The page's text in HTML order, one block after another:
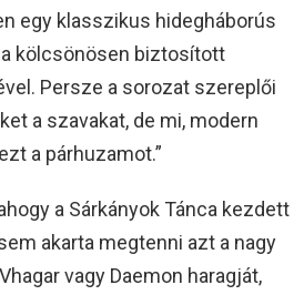
egy klasszikus hidegháborús
kölcsönösen biztosított
Persze a sorozat szereplői
a szavakat, de mi, modern
a párhuzamot.”
a Sárkányok Tánca kezdett
akarta megtenni azt a nagy
vagy Daemon haragját,